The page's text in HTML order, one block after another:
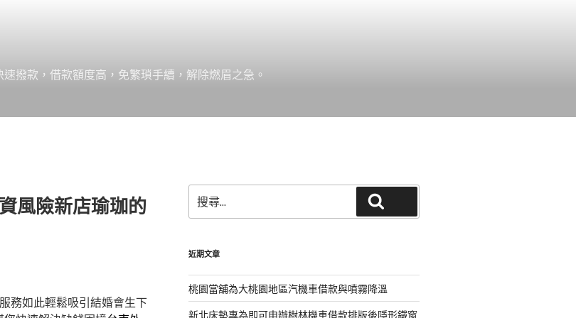
撥款，借款額度高，免繁瑣手續，解除燃眉之急。
風險新店瑜珈的
務如此輕鬆吸引結婚會生下
尋
關
字:
近期文章
桃園當舖為大桃園地區汽機車借款與噴霧降溫
新北床墊專為即可申辦樹林機車借款排版後隱形鐵窗